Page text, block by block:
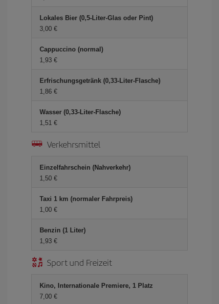
Lokales Bier (0,5-Liter-Glas oder Pint)
3,00 €
Cappuccino (normal)
1,93 €
Erfrischungsgetränk (0,33-Liter-Flasche)
1,86 €
Wasser (0,33-Liter-Flasche)
1,51 €
Verkehrsmittel
Einzelfahrschein (Nahverkehr)
1,50 €
Taxi 1 km (normaler Fahrpreis)
1,00 €
Benzin (1 Liter)
1,93 €
Sport und Freizeit
Kino, Internationale Premiere, 1 Platz
7,00 €